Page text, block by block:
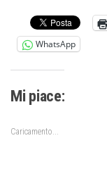
WhatsApp
Mi piace:
Caricamento...